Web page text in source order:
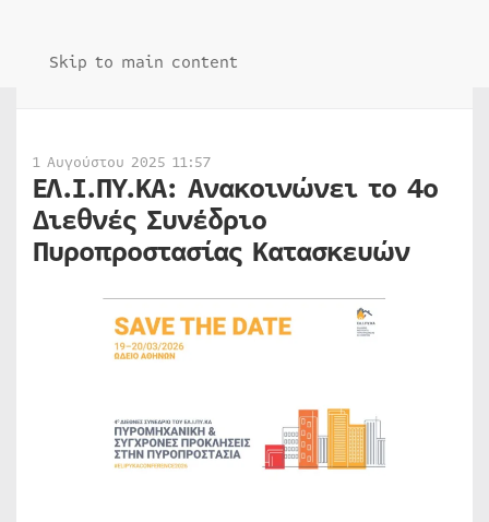
Skip to main content
1 Αυγούστου 2025 11:57
ΕΛ.Ι.ΠΥ.ΚΑ: Ανακοινώνει το 4ο
Διεθνές Συνέδριο
Πυροπροστασίας Κατασκευών